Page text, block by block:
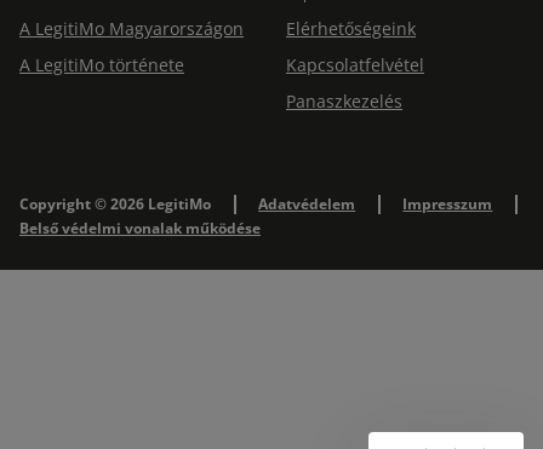
A LegitiMo Magyarországon
A LegitiMo története
Elérhetőségeink
Kapcsolatfelvétel
Panaszkezelés
Copyright © 2026 LegitiMo Adatvédelem
Impresszum
Belső védelmi vonalak működése